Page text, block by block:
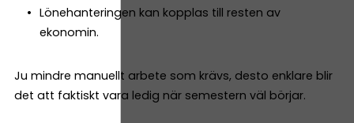
Lönehanteringen kan kopplas till resten av
ekonomin.
Ju mindre manuellt arbete som krävs, desto enklare blir
det att faktiskt vara ledig när semestern väl börjar.